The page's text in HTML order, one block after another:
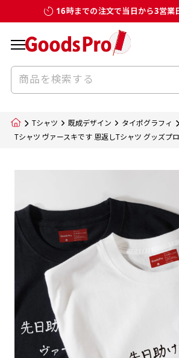
16時までの注文で当日から3営業
Tシャツ 既成デザイン タイポグラフィ
Tシャツ ヴァースキです 恩返しTシャツ グッズプロ
個数 単価
合計
カートに入れる
お客様からのデータ入稿での
する場合
入稿いただくデータは基本的に
のデータとさせていただいてお
で解像度200dp以上必要です
いの規格サイズにつきましては
プレートの用意がありますので
イページの「購入履歴」よりダ
てご利用くださいませ。
お客様自身でオリジナルのサ
場合につきましてはご希望の仕
に対して四辺（すべての辺をプ
したサイズで製作ください。（
どについては仕上がりサイズか
20ｍｍ程度内側の範囲内でデ
デザイン変更なしでのご注文とな
ルで製品デザインをしたデザイ
指します。当グッズプロで販売と
該当いたします。既製のデザイ
分だけののぼり旗をつくりたい
イン改造や既製デザインに自分
名前入れや会社のロゴなどを挿
相談もお請けしております。
名入れについて
当社の既製のぼり旗に対してお
テキストや企業情報・お店情報
むことができます。ご購入時に
のぼり旗のデザインをする際に、
のぼり旗のデザインとしては基
上側にポールを通すミミ（業界
ただ、お客様の飾り付けたい場
もしかしたら左側と上について
側と上についていた方が良いと
ません。
風向きを考えながらチチの向き
デザインをするとどの方向でデ
と良いかひらめくかもしれませ
の方向性につきましてはお客様
ますので、見られる方（お客様
り反転したデザインをみるより
サイズ一覧
既製品のサイズについては以下
お客様オリジナルサイズで製作
につきましてはお気軽にご相談く
みする都合や・最終的なカット
など）のでサイズの指定につき
位は不可となります。最終的な
ズレ5ｍｍ程度は起きる可能性
サイズ一覧
既製品のサイズについては以下
お客様オリジナルサイズで製作
につきましてはお気軽にご相談く
みする都合や・最終的なカット
など）のでサイズの指定につき
位は不可となります。最終的な
ズレ5ｍｍ程度は起きる可能性
一般的にはチチの位置はのぼり
ポールに通す際には上辺２か所
が左右どちらでものぼり旗自体
生地のふちを大きく棒袋状に縫
を通す筒をつくります。ポール
むため、耐久性があがり、デザ
立ちます。
カーブ形状の特殊なのぼり旗に
工方法となります。
ハトメ加工
のぼり旗のチチについて
一般的にはチチの位置はのぼり
ポールに通す際には上辺２か所
が左右どちらでものぼり旗自体
生地のふちを大きく棒袋状に縫
を通す筒をつくります。ポール
むため、耐久性があがり、デザ
立ちます。
カーブ形状の特殊なのぼり旗に
工方法となります。
ハトメ加工
補強縫製って何？
補強縫製とはヒートカッター（
をあげるために折り返し縫いを
の影響を受けやすい四辺の強度
各辺のおおむね3～5ｍｍ程度を
い糸を走らせて補強します。加
のぼり旗の１辺～４辺は折り返
すのでその部分のホツレや裂け
を防止する効果があります。
棒袋縫いの場合、補強が無償で
生地の種類
ポンジ（一般）
一般的なのぼり旗の生地はポン
厚みが約0.14ｍｍのとても薄い
ます。
のぼり旗製作で一番良く使用さ
す。生地の厚みが薄く、裏側に
しやすい生地です。
スリット（切り込み）加
スリット（切り込み）を入れる
疑似的にのれんのように見せる
法です。